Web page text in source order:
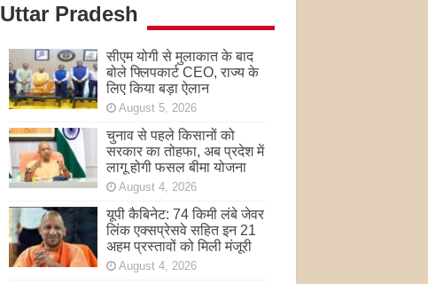
Uttar Pradesh
सीएम योगी से मुलाकात के बाद
बोले फ्लिपकार्ट CEO, राज्य के
लिए किया बड़ा ऐलान
August 5, 2026
चुनाव से पहले किसानों को
सरकार का तोहफा, अब प्रदेश में
लागू होगी फसल बीमा योजना
August 4, 2026
यूपी कैबिनेट: 74 किमी लंबे जेवर
लिंक एक्सप्रेसवे सहित इन 21
अहम प्रस्तावों को मिली मंजूरी
August 4, 2026